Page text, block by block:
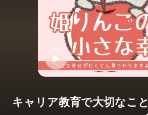
キャリア教育で大切なこと